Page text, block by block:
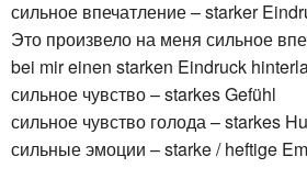
сильное впечатление – starker
Это произвело на меня сильное
bei mir einen starken Eindruck
сильное чувство – starkes Gefühl
сильное чувство голода – starkes
сильные эмоции – starke / heftige